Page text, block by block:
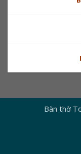
Bàn thờ